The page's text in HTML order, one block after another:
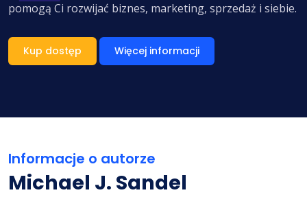
pomogą Ci rozwijać biznes, marketing, sprzedaż i siebie.
Kup dostęp Więcej informacji
Informacje o autorze
Michael J. Sandel